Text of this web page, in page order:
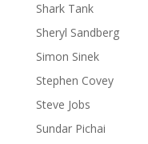
Shark Tank
Sheryl Sandberg
Simon Sinek
Stephen Covey
Steve Jobs
Sundar Pichai